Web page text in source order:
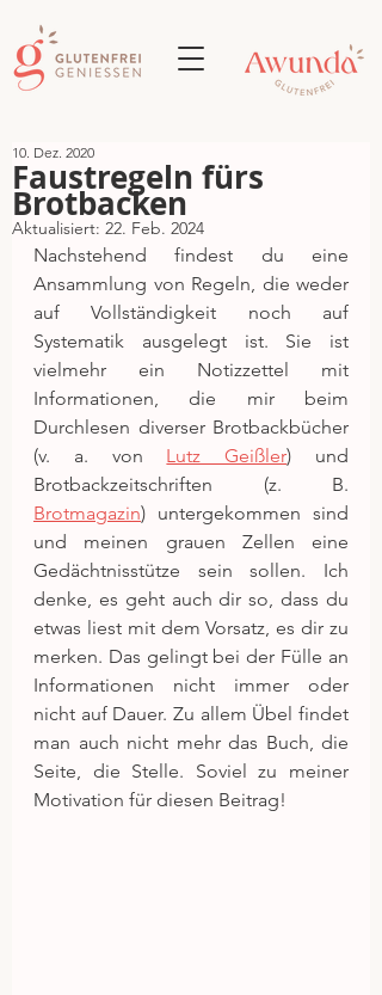
Faustregeln fürs
Brotbacken
10. Dez. 2020
Aktualisiert: 22. Feb. 2024
Nachstehend findest du eine
Ansammlung von Regeln, die weder
auf Vollständigkeit noch auf
Systematik ausgelegt ist. Sie ist
vielmehr ein Notizzettel mit
Informationen, die mir beim
Durchlesen diverser Brotbackbücher
(v. a. von Lutz Geißler) und
Brotmagazin) untergekommen sind
und meinen grauen Zellen eine
Gedächtnisstütze sein sollen. Ich
denke, es geht auch dir so, dass du
etwas liest mit dem Vorsatz, es dir zu
merken. Das gelingt bei der Fülle an
Informationen nicht immer oder
nicht auf Dauer. Zu allem Übel findet
man auch nicht mehr das Buch, die
Seite, die Stelle. Soviel zu meiner
Motivation für diesen Beitrag!